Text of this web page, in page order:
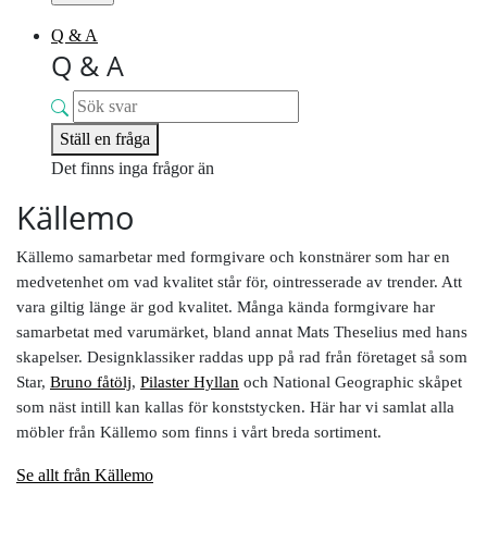
Q & A
Q & A
Ställ en fråga
Det finns inga frågor än
Källemo
Källemo samarbetar med formgivare och konstnärer som har en
medvetenhet om vad kvalitet står för, ointresserade av trender. Att
vara giltig länge är god kvalitet. Många kända formgivare har
samarbetat med varumärket, bland annat Mats Theselius med hans
skapelser. Designklassiker raddas upp på rad från företaget så som
Star, Bruno fåtölj, Pilaster Hyllan och National Geographic skåpet
som näst intill kan kallas för konststycken. Här har vi samlat alla
möbler från Källemo som finns i vårt breda sortiment.
Se allt från Källemo